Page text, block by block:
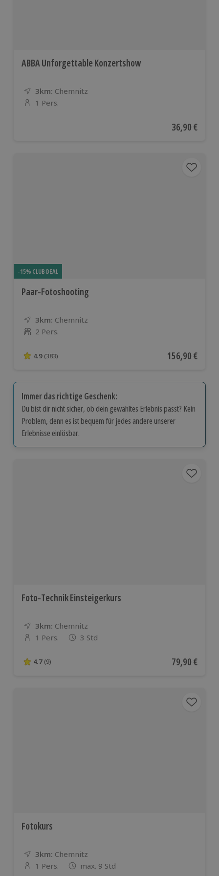
ABBA Unforgettable Konzertshow
3km: Entfernung
Standort
Chemnitz
Anzahl der Teilnehmer
1 Pers.
Aktueller
36,90 €
-15% CLUB DEAL
Paar-Fotoshooting
3km: Entfernung
Standort
Chemnitz
Anzahl der Teilnehmer
2 Pers.
4.9 von 5 Sternen basierend auf 383 Bewertungen
4.9 (383) Aktueller Preis
156,90 €
Immer das richtige Geschenk:
Du bist dir nicht sicher, ob dein gewähltes Erlebnis passt? Kein
Problem, denn es ist bequem für jedes andere unserer
Erlebnisse einlösbar.
Foto-Technik Einsteigerkurs
3km: Entfernung
Standort
Chemnitz
Anzahl der Teilnehmer
1 Pers. 3 Std
4.7 von 5 Sternen basierend auf 9 Bewertungen
4.7 (9) Aktueller
79,90 €
Fotokurs
3km: Entfernung
Standort
Chemnitz
Anzahl der Teilnehmer
1 Pers. max. 9 Std